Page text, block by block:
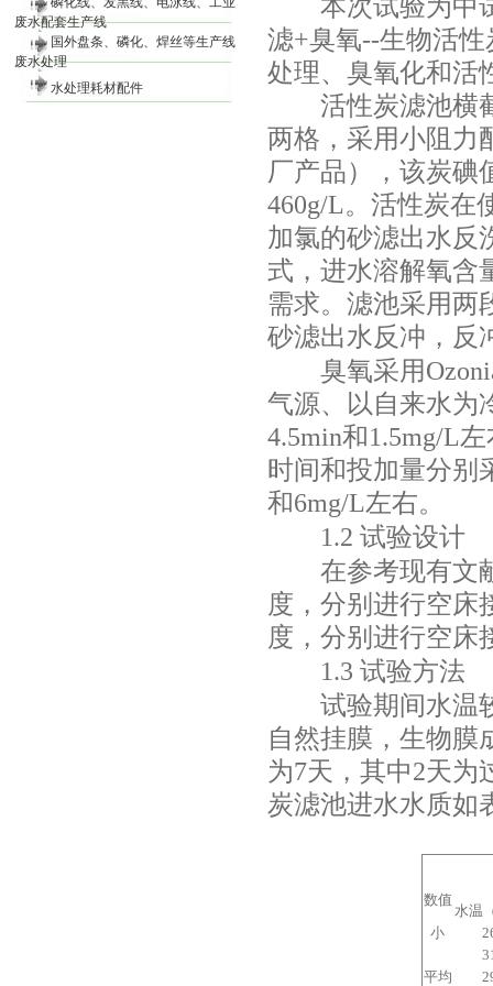
废水配套生产线
国外盘条、磷化、焊丝等生产线
废水处理
水处理耗材配件
本次试验为中试
滤+臭氧--生物活性
处理、臭氧化和活
活性炭滤池横
两格，采用小阻力
厂产品），该炭碘
460g/L。活性炭在
加氯的砂滤出水反
式，进水溶解氧含
需求。滤池采用两
砂滤出水反冲，反
臭氧采用
气源、以自来水为
4.5min和1.5mg/L左
时间和投加量分别
和6mg/L左右。
1.2 试验设计
在参考现有文献
度，分别进行空床
度，分别进行空床
1.3 试验方法
试验期间水温
自然挂膜，生物膜
为7天，其中2天为
炭滤池进水水质如
数值
水温
小
平均